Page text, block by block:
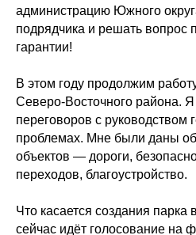
администрацию Южного
подрядчика и решать вопрос
гарантии!
В этом году продолжим
Северо-Восточного района.
переговоров с руководством
проблемах. Мне были даны
объектов — дороги,
переходов, благоустройство.
Что касается создания парка
сейчас идёт голосование на